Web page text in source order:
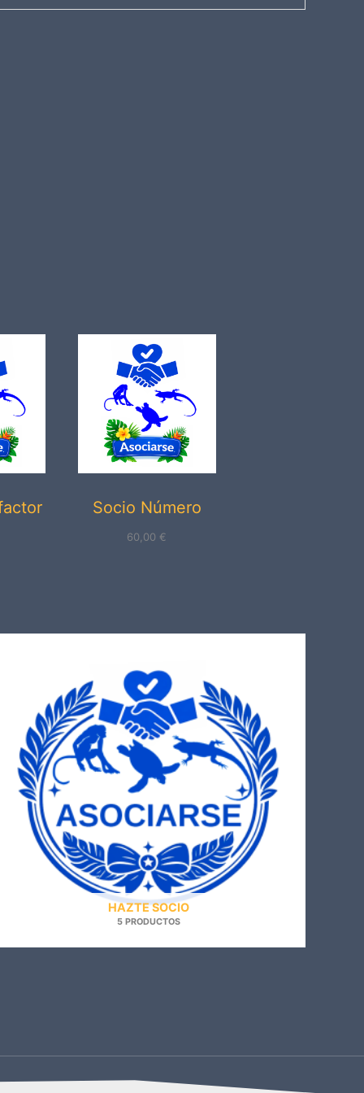
Socio Número
60,00€
HAZTE SOCIO
5 PRODUCTOS